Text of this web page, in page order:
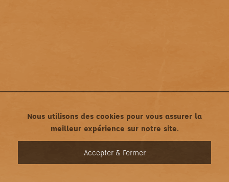
Mentions légales•Politique de confidentialité
Nous utilisons des cookies pour vous assurer la
meilleur expérience sur notre site.
Accepter & Fermer